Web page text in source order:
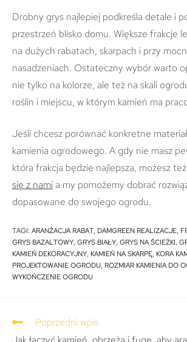
Drobny grys najlepiej podkreśla detale i
przestrzeń blisko domu. Większe frakcje
na dużych rabatach, skarpach i przy
nasadzeniach. Ostateczny wybór warto
nie tylko na kolorze, ale też na skali
roślin i miejscu, w którym kamień ma
Jeśli chcesz porównać konkretne
kamienia ogrodowego. A gdy nie masz
która frakcja będzie najlepsza, możesz też
się z nami a my pomożemy dobrać
dopasowane do swojego ogrodu.
TAGI: ARANŻACJA RABAT, DAMGREEN REALIZACJE,
GRYS BAZALTOWY, GRYS BIAŁY, GRYS NA ŚCIEŻKI,
KAMIEŃ DEKORACYJNY, KAMIEŃ NA SKARPĘ, KORA
PROJEKTOWANIE OGRODU, ROZMIAR KAMIENIA DO
WYKOŃCZENIE OGRODU
Poprzedni wpis